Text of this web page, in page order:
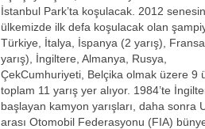
İstanbul Park’ta koşulacak. 2012
ülkemizde ilk defa koşulacak olan
Türkiye, İtalya, İspanya (2 yarış),
yarış), İngiltere, Almanya, Rusya,
ÇekCumhuriyeti, Belçika olmak üzere 9
toplam 11 yarış yer alıyor. 1984’te
başlayan kamyon yarışları, daha sonra
arası Otomobil Federasyonu (FIA)